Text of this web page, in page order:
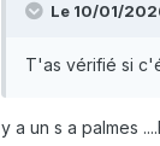
Le 10/01/
T'as vérifié si
y a un s a palmes